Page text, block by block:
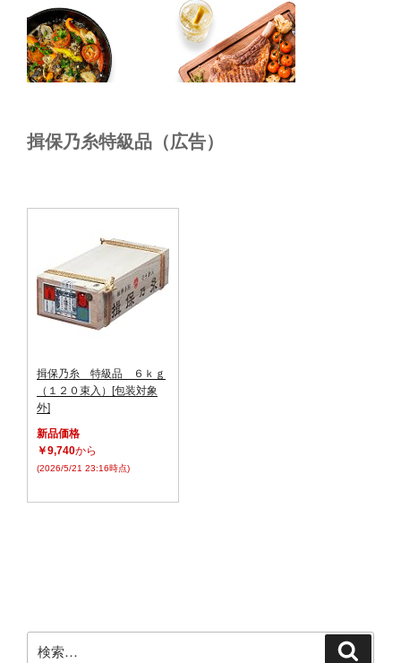
揖保乃糸特級品（広告）
揖保乃糸 特級品 ６ｋｇ
（１２０束入）[包装対象
外]
新品価格
￥9,740から
(2026/5/21 23:16時点)